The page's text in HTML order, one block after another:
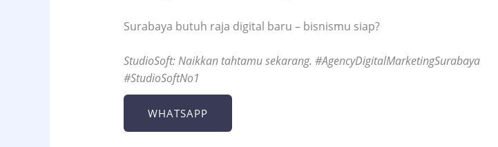
Surabaya butuh raja digital baru – bisnismu siap?
StudioSoft: Naikkan tahtamu sekarang. #AgencyDigitalMarketingSurabaya
#StudioSoftNo1
WHATSAPP